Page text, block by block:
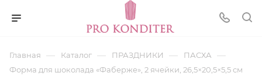
Главная — Каталог — ПРАЗДНИКИ — ПАСХА —
Форма для шоколада «Фаберже», 2 ячейки, 26,5×20,5×5,5 см